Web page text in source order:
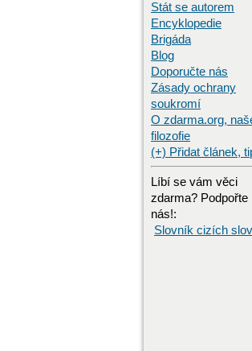
Stát se autorem
Encyklopedie
Brigáda
Blog
Doporučte nás
Zásady ochrany
soukromí
O zdarma.org,
filozofie
(+) Přidat článek,
Líbí se vám věci
zdarma? Podpořte
nás!:
Slovník cizích slov